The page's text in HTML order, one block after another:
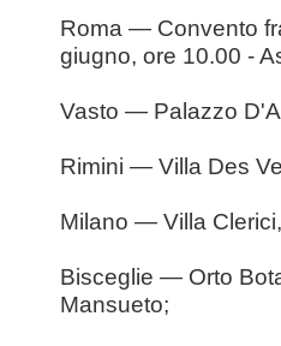
Roma — Convento
giugno, ore 10.00 -
Vasto — Palazzo
Rimini — Villa Des
Milano — Villa
Bisceglie — Orto
Mansueto;